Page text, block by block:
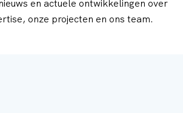
en actuele ontwikkelingen over
onze projecten en ons team.